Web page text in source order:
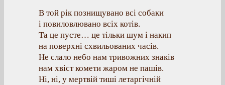
В той рік познищувано всі собаки
і повиловлювано всіх котів.
Та це пусте… це тільки шум і накип
на поверхні схвильованих часів.
Не слало небо нам тривожних знаків
нам хвіст комети жаром не пашів.
Ні, ні, у мертвій тиші летаргічній